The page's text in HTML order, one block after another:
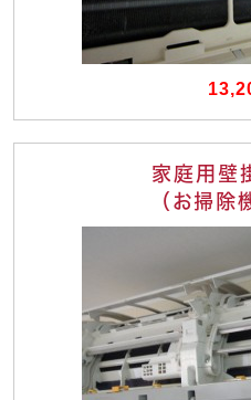
家庭用壁
（お掃除